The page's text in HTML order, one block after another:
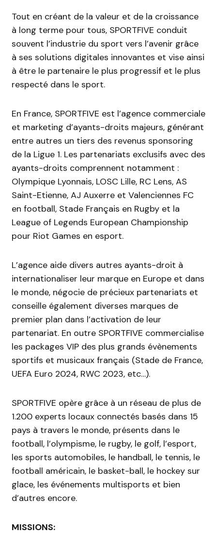
Tout en créant de la valeur et de la croissance
à long terme pour tous, SPORTFIVE conduit
souvent l’industrie du sport vers l’avenir grâce
à ses solutions digitales innovantes et vise ainsi
à être le partenaire le plus progressif et le plus
respecté dans le sport.
En France, SPORTFIVE est l’agence commerciale
et marketing d’ayants-droits majeurs, générant
entre autres un tiers des revenus sponsoring
de la Ligue 1. Les partenariats exclusifs avec des
ayants-droits comprennent notamment :
Olympique Lyonnais, LOSC Lille, RC Lens, AS
Saint-Etienne, AJ Auxerre et Valenciennes FC
en football, Stade Français en Rugby et la
League of Legends European Championship
pour Riot Games en esport.
L’agence aide divers autres ayants-droit à
internationaliser leur marque en Europe et dans
le monde, négocie de précieux partenariats et
conseille également diverses marques de
premier plan dans l’activation de leur
partenariat. En outre SPORTFIVE commercialise
les packages VIP des plus grands évènements
sportifs et musicaux français (Stade de France,
UEFA Euro 2024, RWC 2023, etc…).
SPORTFIVE opère grâce à un réseau de plus de
1.200 experts locaux connectés basés dans 15
pays à travers le monde, présents dans le
football, l’olympisme, le rugby, le golf, l’esport,
les sports automobiles, le handball, le tennis, le
football américain, le basket-ball, le hockey sur
glace, les événements multisports et bien
d’autres encore.
MISSIONS: